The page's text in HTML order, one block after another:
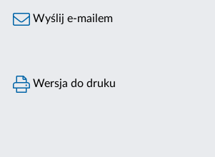
Wyślij e-mailem
Wersja do druku